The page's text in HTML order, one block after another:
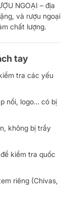
NGOẠI – địa
và rượu ngoại
chất lượng.
tay
tra các yếu
nổi, logo… có bị
không bị trầy
kiểm tra quốc
riêng (Chivas,